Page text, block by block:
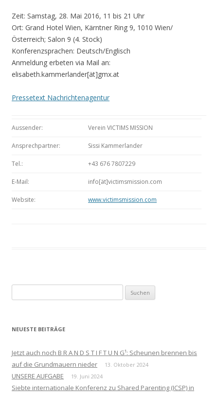
Zeit: Samstag, 28. Mai 2016, 11 bis 21 Uhr
Ort: Grand Hotel Wien, Kärntner Ring 9, 1010 Wien/
Österreich; Salon 9 (4. Stock)
Konferenzsprachen: Deutsch/Englisch
Anmeldung erbeten via Mail an:
elisabeth.kammerlander[ät]gmx.at
Pressetext Nachrichtenagentur
Aussender: Verein VICTIMS MISSION
Ansprechpartner: Sissi Kammerlander
Tel.: +43 676 7807229
E-Mail: info[ät]victimsmission.com
Website: www.victimsmission.com
nach:
NEUESTE BEITRÄGE
Jetzt auch noch B R A N D S T I F T U N G¹: Scheunen brennen bis
auf die Grundmauern nieder
13. Oktober 2024
UNSERE AUFGABE 19. Juni 2024
Siebte internationale Konferenz zu Shared Parenting (ICSP) in